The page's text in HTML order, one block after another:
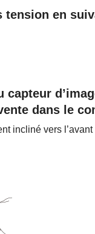
tension en
capteur
dans le
incliné vers